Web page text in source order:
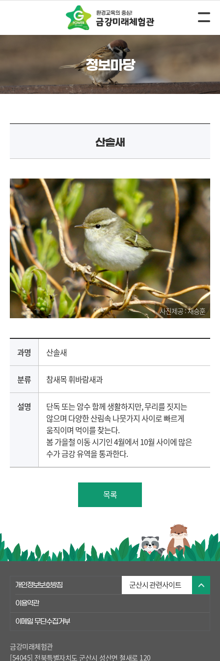
정보마당
산솔새
사진제공 : 채승훈
과명 산솔새
분류 참새목 휘바람새과
설명
단독 또는 암수 함께 생활하지만, 무리를 짓지는
않으며 다양한 산림속 나뭇가지 사이로 빠르게
움직이며 먹이를 찾는다.
봄 가을철 이동 시기인 4월에서 10월 사이에 많은
수가 금강 유역을 통과한다.
목록
개인정보보호방침
이용약관
이메일 무단수집거부
금강미래체험관
[54045] 전북특별자치도 군산시 성산면 철새로 120